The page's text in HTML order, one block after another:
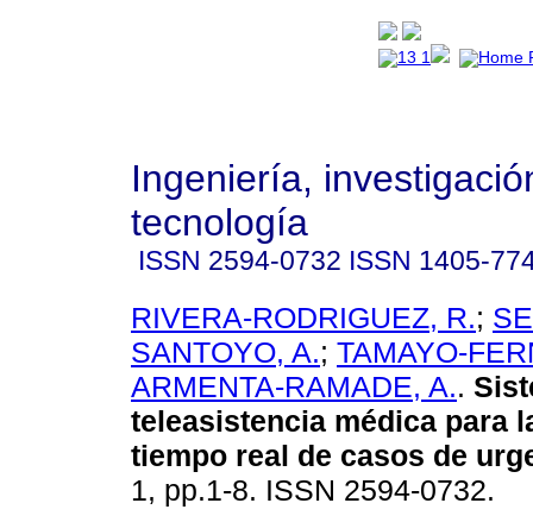
Ingeniería,
tecnología
ISSN 2594-0732 ISSN 1405-
RIVERA-RODRIGUEZ, R.;
SANTOYO, A.; TAMAYO-
ARMENTA-RAMADE, A..
teleasistencia médica para
tiempo real de casos de
1, pp.1-8. ISSN 2594-0732.